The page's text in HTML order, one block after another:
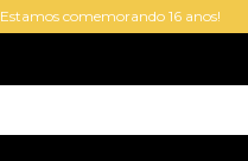
Estamos comemorando 16 anos!